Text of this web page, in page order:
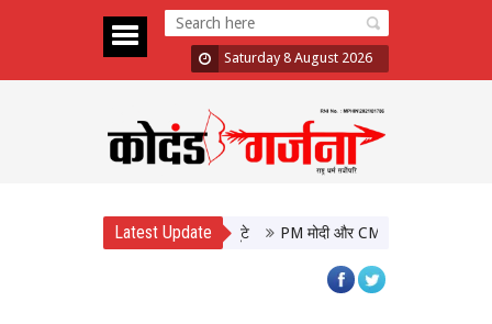
Saturday 8 August 2026
Latest Update PM मोदी और CM योगी की मुलाकात, उत्तर